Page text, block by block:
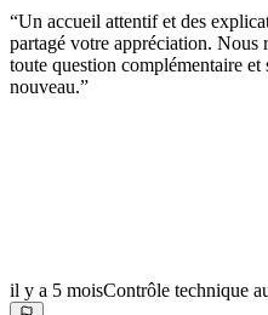
“Un accueil attentif et des
partagé votre appréciation. Nous
toute question complémentaire
nouveau.”
il y a 5 moisContrôle technique